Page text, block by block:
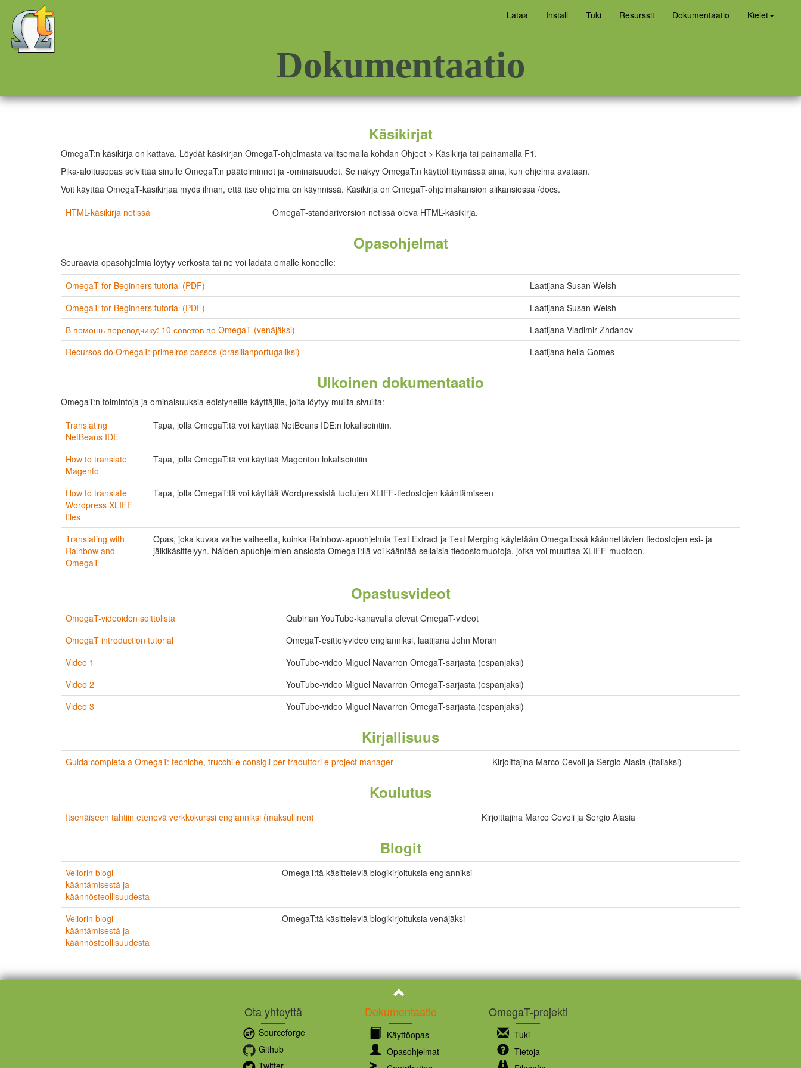
Lataa Install Tuki Resurssit Dokumentaatio Kielet
Dokumentaatio
Käsikirjat
OmegaT:n käsikirja on kattava. Löydät käsikirjan OmegaT-ohjelmasta valitsemalla kohdan Ohjeet > Käsikirja tai painamalla F1.
Pika-aloitusopas selvittää sinulle OmegaT:n päätoiminnot ja -ominaisuudet. Se näkyy OmegaT:n käyttöliittymässä aina, kun ohjelma avataan.
Voit käyttää OmegaT-käsikirjaa myös ilman, että itse ohjelma on käynnissä. Käsikirja on OmegaT-ohjelmakansion alikansiossa /docs.
HTML-käsikirja netissä
OmegaT-standariversion netissä oleva HTML-käsikirja.
Opasohjelmat
Seuraavia opasohjelmia löytyy verkosta tai ne voi ladata omalle koneelle:
OmegaT for Beginners tutorial (PDF)
Laatijana Susan Welsh
OmegaT for Beginners tutorial (PDF)
Laatijana Susan Welsh
В помощь переводчику: 10 советов по OmegaT (venäjäksi)
Laatijana Vladimir Zhdanov
Recursos do OmegaT: primeiros passos (brasilianportugaliksi)
Laatijana heila Gomes
Ulkoinen dokumentaatio
OmegaT:n toimintoja ja ominaisuuksia edistyneille käyttäjille, joita löytyy muilta sivuilta:
Translating
NetBeans IDE
Tapa, jolla OmegaT:tä voi käyttää NetBeans IDE:n lokalisointiin.
How to translate
Magento
Tapa, jolla OmegaT:tä voi käyttää Magenton lokalisointiin
How to translate
Wordpress XLIFF
files
Tapa, jolla OmegaT:tä voi käyttää Wordpressistä tuotujen XLIFF-tiedostojen kääntämiseen
Translating with
Rainbow and
OmegaT
Opas, joka kuvaa vaihe vaiheelta, kuinka Rainbow-apuohjelmia Text Extract ja Text Merging käytetään OmegaT:ssä käännettävien tiedostojen esi- ja
jälkikäsittelyyn. Näiden apuohjelmien ansiosta OmegaT:llä voi kääntää sellaisia tiedostomuotoja, jotka voi muuttaa XLIFF-muotoon.
Opastusvideot
OmegaT-videoiden soittolista
Qabirian YouTube-kanavalla olevat OmegaT-videot
OmegaT introduction tutorial
OmegaT-esittelyvideo englanniksi, laatijana John Moran
Video 1
YouTube-video Miguel Navarron OmegaT-sarjasta (espanjaksi)
Video 2
YouTube-video Miguel Navarron OmegaT-sarjasta (espanjaksi)
Video 3
YouTube-video Miguel Navarron OmegaT-sarjasta (espanjaksi)
Kirjallisuus
Guida completa a OmegaT: tecniche, trucchi e consigli per traduttori e project manager Kirjoittajina Marco Cevoli ja Sergio Alasia (italiaksi)
Koulutus
Itsenäiseen tahtiin etenevä verkkokurssi englanniksi (maksullinen) Kirjoittajina Marco Cevoli ja Sergio Alasia
Blogit
Veliorin blogi
kääntämisestä ja
käännösteollisuudesta
OmegaT:tä käsitteleviä blogikirjoituksia englanniksi
Veliorin blogi
kääntämisestä ja
käännösteollisuudesta
OmegaT:tä käsitteleviä blogikirjoituksia venäjäksi
Ota yhteyttä
Sourceforge
Github
Twitter
Dokumentaatio
Käyttöopas
Opasohjelmat
OmegaT-projekti
Tuki
Tietoja